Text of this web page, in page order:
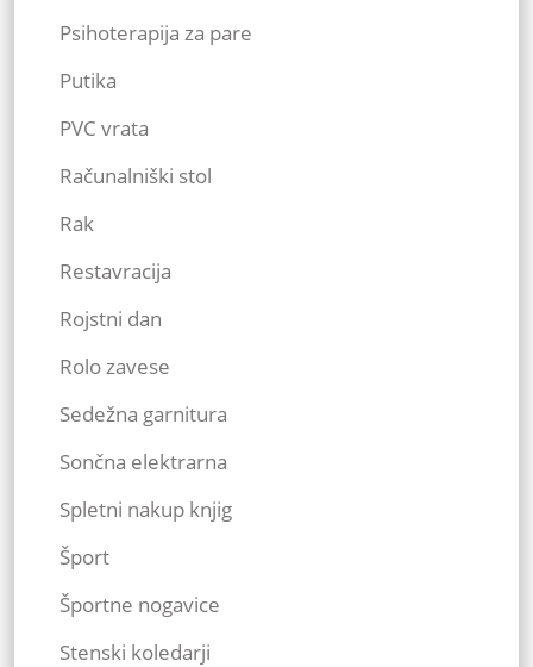
Psihoterapija za pare
Putika
PVC vrata
Računalniški stol
Rak
Restavracija
Rojstni dan
Rolo zavese
Sedežna garnitura
Sončna elektrarna
Spletni nakup knjig
Šport
Športne nogavice
Stenski koledarji